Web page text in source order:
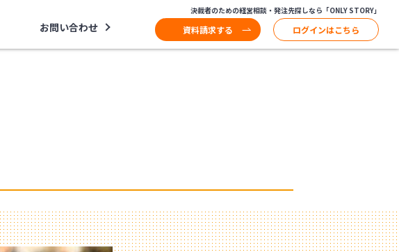
お問い合わせ
決裁者のための経営相談・発注先探しなら「ONLY STORY」
資料請求する ログインはこちら